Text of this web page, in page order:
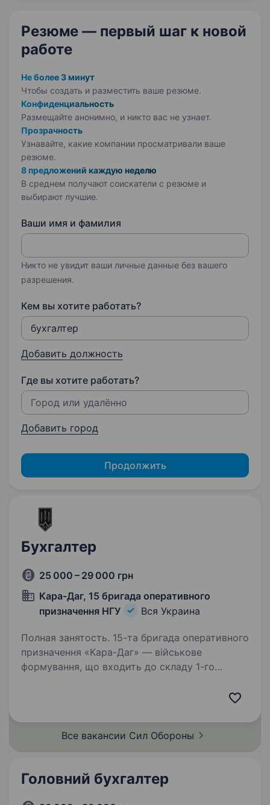
Резюме — первый шаг к новой
работе
Не более 3 минут
Чтобы создать и разместить ваше резюме.
Конфиденциальность
Размещайте анонимно, и никто вас не узнает.
Прозрачность
Узнавайте, какие компании просматривали ваше
резюме.
8 предложений каждую неделю
В среднем получают соискатели с резюме и
выбирают лучшие.
Ваши имя и фамилия
Никто не увидит ваши личные данные без вашего
разрешения.
Кем вы хотите работать?
Добавить должность
Где вы хотите работать?
Добавить город
Продолжить
Бухгалтер
25 000 – 29 000 грн
Кара-Даг, 15 бригада оперативного
призначення НГУ
Вся Украина
Полная занятость. 15-та бригада оперативного
призначення «Кара-Даг» — військове
формування, що входить до складу 1-го
Бригада шукає фахівців в батальйони та інші
Все вакансии Сил Обороны
Головний бухгалтер